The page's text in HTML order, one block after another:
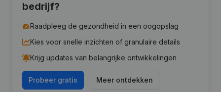
bedrijf?
Raadpleeg de gezondheid in een oogopslag
Kies voor snelle inzichten of granulaire details
Krijg updates van belangrijke ontwikkelingen
Probeer gratis Meer ontdekken